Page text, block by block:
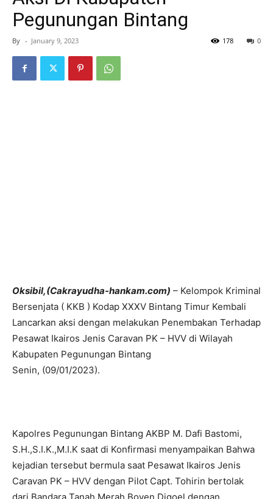
Pegunungan Bintang
By - January 9, 2023 0
178
Oksibil,(Cakrayudha-hankam.com) – Kelompok Kriminal
Bersenjata ( KKB ) Kodap XXXV Bintang Timur Kembali
Lancarkan aksi dengan melakukan Penembakan Terhadap
Pesawat Ikairos Jenis Caravan PK – HVV di Wilayah
Kabupaten Pegunungan Bintang
Senin, (09/01/2023).
Kapolres Pegunungan Bintang AKBP M. Dafi Bastomi,
S.H.,S.I.K.,M.I.K saat di Konfirmasi menyampaikan Bahwa
kejadian tersebut bermula saat Pesawat Ikairos Jenis
Caravan PK – HVV dengan Pilot Capt. Tohirin bertolak